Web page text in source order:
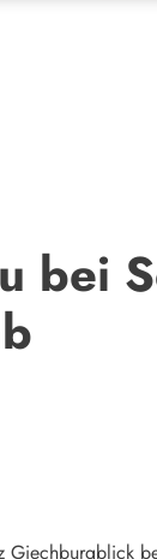
bei
Giechburgblick